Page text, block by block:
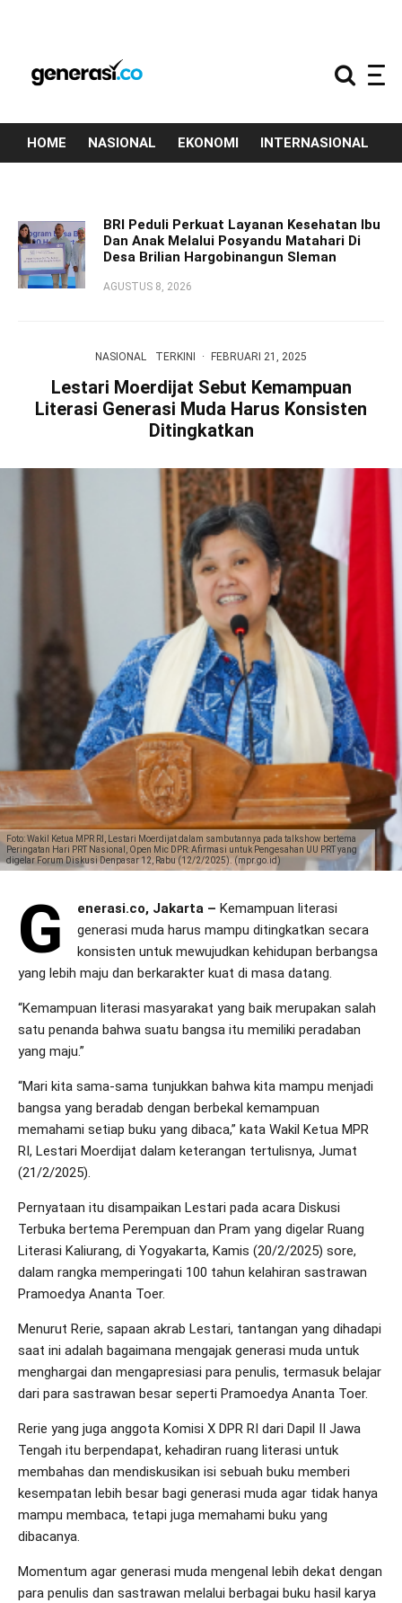
HOME NASIONAL EKONOMI INTERNASIONAL
BRI Peduli Perkuat Layanan Kesehatan Ibu
Dan Anak Melalui Posyandu Matahari Di
Desa Brilian Hargobinangun Sleman
AGUSTUS 8, 2026
NASIONAL TERKINI · FEBRUARI 21, 2025
Lestari Moerdijat Sebut Kemampuan
Literasi Generasi Muda Harus Konsisten
Ditingkatkan
Foto: Wakil Ketua MPR RI, Lestari Moerdijat dalam sambutannya pada talkshow bertema
Peringatan Hari PRT Nasional, Open Mic DPR: Afirmasi untuk Pengesahan UU PRT yang
digelar Forum Diskusi Denpasar 12, Rabu (12/2/2025). (mpr.go.id)
G enerasi.co, Jakarta – Kemampuan literasi
generasi muda harus mampu ditingkatkan secara
konsisten untuk mewujudkan kehidupan berbangsa
yang lebih maju dan berkarakter kuat di masa datang.
“Kemampuan literasi masyarakat yang baik merupakan salah
satu penanda bahwa suatu bangsa itu memiliki peradaban
yang maju.”
“Mari kita sama-sama tunjukkan bahwa kita mampu menjadi
bangsa yang beradab dengan berbekal kemampuan
memahami setiap buku yang dibaca,” kata Wakil Ketua MPR
RI, Lestari Moerdijat dalam keterangan tertulisnya, Jumat
(21/2/2025).
Pernyataan itu disampaikan Lestari pada acara Diskusi
Terbuka bertema Perempuan dan Pram yang digelar Ruang
Literasi Kaliurang, di Yogyakarta, Kamis (20/2/2025) sore,
dalam rangka memperingati 100 tahun kelahiran sastrawan
Pramoedya Ananta Toer.
Menurut Rerie, sapaan akrab Lestari, tantangan yang dihadapi
saat ini adalah bagaimana mengajak generasi muda untuk
menghargai dan mengapresiasi para penulis, termasuk belajar
dari para sastrawan besar seperti Pramoedya Ananta Toer.
Rerie yang juga anggota Komisi X DPR RI dari Dapil II Jawa
Tengah itu berpendapat, kehadiran ruang literasi untuk
membahas dan mendiskusikan isi sebuah buku memberi
kesempatan lebih besar bagi generasi muda agar tidak hanya
mampu membaca, tetapi juga memahami buku yang
dibacanya.
Momentum agar generasi muda mengenal lebih dekat dengan
para penulis dan sastrawan melalui berbagai buku hasil karya